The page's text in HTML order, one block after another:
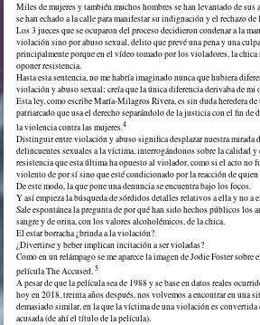
Miles de mujeres y también muchos hombres se han levantado de sus
se han echado a la calle para manifestar su indignación y el rechazo de
Los 3 jueces que se ocuparon del proceso decidieron condenar a la
violación sino por abuso sexual, delito que prevé una pena y una
principalmente porque en el vídeo tomado por los violadores, la chica
oponer resistencia.
Hasta esta sentencia, no me habría imaginado nunca que hubiera
violación y abuso sexual; creía que la única diferencia derivaba de mi
Esta ley, como escribe María-Milagros Rivera, es sin duda heredera de
patriarcado que usa el derecho separándolo de la justicia con el fin de
la violencia contra las mujeres.4
Distinguir entre violación y abuso significa desplazar nuestra mirada
delincuentes sexuales a la víctima, interrogándonos sobre la calidad
resistencia que esta última ha opuesto al violador, como si el acto no
violento de por sí sino que esté condicionado por la reacción de
De este modo, la que pone una denuncia se encuentra bajo los focos.
Y así empieza la búsqueda de sórdidos detalles relativos a ella y no a
Sale espontánea la pregunta de por qué han sido hechos públicos los
sangre y de orina, con los valores alcoholémicos, de la chica.
El estar borracha ¿brinda a la violación?
¿Divertirse y beber implican incitación a ser violadas?
Como en un relámpago se me aparece la imagen de Jodie Foster sobre
película The Accused.5
A pesar de que la película sea de 1988 y se base en datos reales
hoy en 2018, treinta años después, nos volvemos a encontrar en una
demasiado similar, en la que la víctima de una violación es convertida
acusada (de ahí el título de la película).